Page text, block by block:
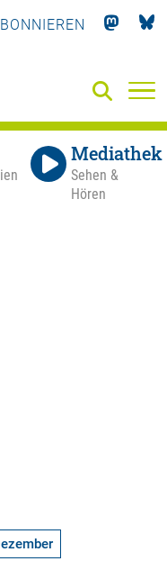
Mediathek
Sehen &
Hören